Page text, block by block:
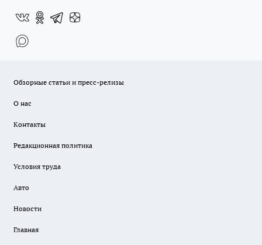
Обзорные статьи и пресс-релизы
О нас
Контакты
Редакционная политика
Условия труда
Авто
Новости
Главная